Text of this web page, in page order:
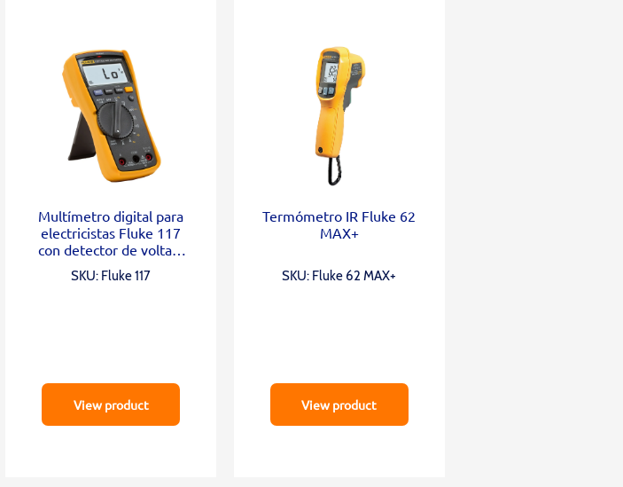
Multímetro digital para
electricistas Fluke 117
con detector de voltaje
sin contacto
SKU: Fluke 117
View product
Termómetro IR Fluke 62
MAX+
SKU: Fluke 62 MAX+
View product